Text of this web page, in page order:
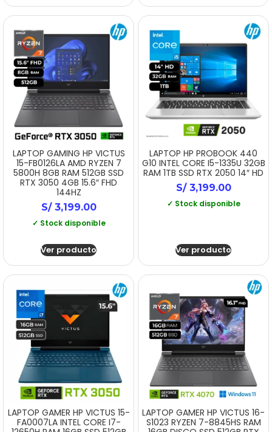
LAPTOP GAMING HP VICTUS
15-FB0126LA AMD RYZEN 7
5800H 8GB RAM 512GB SSD
RTX 3050 4GB 15.6″ FHD
144HZ
S/3,199.00
✓ Stock disponible
Ver producto
LAPTOP HP PROBOOK 440
G10 INTEL CORE I5-1335U 32GB
RAM 1TB SSD RTX 2050 14″ HD
S/3,199.00
✓ Stock disponible
Ver producto
LAPTOP GAMER HP VICTUS 15-
FA0007LA INTEL CORE I7-
LAPTOP GAMER HP VICTUS 16-
S1023 RYZEN 7-8845HS RAM